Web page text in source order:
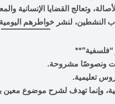
وتعالج القضايا الإنسانية
النشطين، لنشر خواطرهم
“فلسفية”**
ونصوصًا مشروحة.
تعليمية.
وإنما تهدف لشرح موضوع